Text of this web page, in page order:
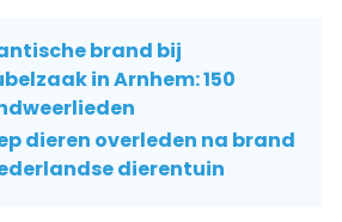
brand bij
in Arnhem: 150
dieren overleden na brand
dierentuin